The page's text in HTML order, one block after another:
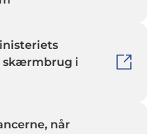
skærmbrug i
når